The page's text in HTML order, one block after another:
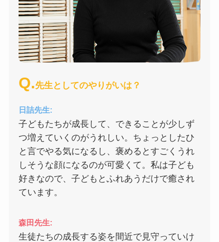
Q.先生としてのやりがいは？
日詰先生:
子どもたちが成長して、できることが少しず
つ増えていくのがうれしい。ちょっとしたひ
と言でやる気になるし、褒めるとすごくうれ
しそうな顔になるのが可愛くて。私は子ども
好きなので、子どもとふれあうだけで癒され
ています。
森田先生:
生徒たちの成長する姿を間近で見守っていけ